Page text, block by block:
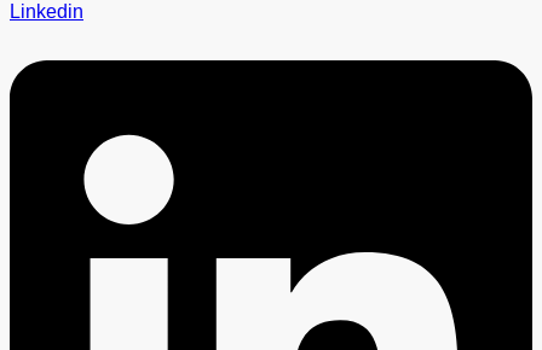
Linkedin